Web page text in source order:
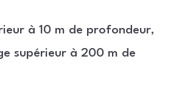
à 10 m de profondeur,
supérieur à 200 m de